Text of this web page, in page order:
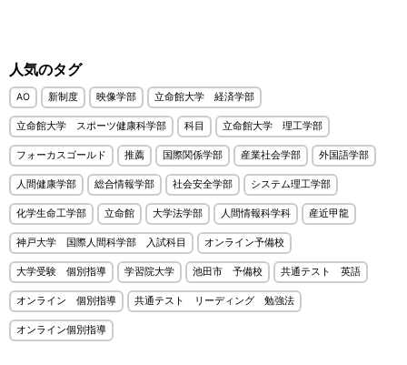
人気のタグ
AO 新制度 映像学部 立命館大学 経済学部
立命館大学 スポーツ健康科学部 科目 立命館大学 理工学部
フォーカスゴールド 推薦 国際関係学部 産業社会学部 外国語学部
人間健康学部 総合情報学部 社会安全学部 システム理工学部
化学生命工学部 立命館 大学法学部 人間情報科学科 産近甲龍
神戸大学 国際人間科学部 入試科目 オンライン予備校
大学受験 個別指導 学習院大学 池田市 予備校 共通テスト 英語
オンライン 個別指導 共通テスト リーディング 勉強法
オンライン個別指導